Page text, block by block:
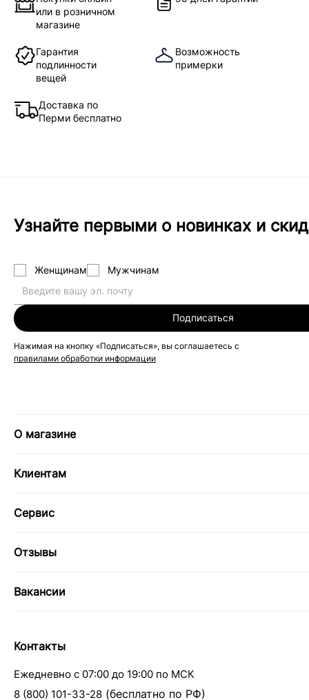
или в розничном
магазине
Гарантия
подлинности
вещей
Возможность
примерки
Доставка по
Перми бесплатно
Узнайте первыми о новинках и
Женщинам Мужчинам
Подписаться
Нажимая на кнопку «Подписаться», вы соглашаетесь с
правилами обработки информации
О магазине
Клиентам
Сервис
Отзывы
Вакансии
Контакты
Ежедневно с 07:00 до 19:00 по МСК
8 (800) 101-33-28 (бесплатно по РФ)